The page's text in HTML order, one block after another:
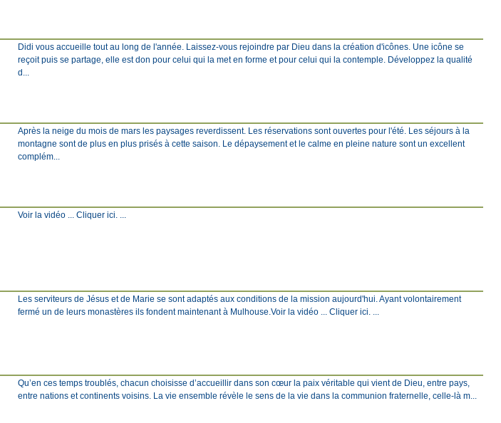
Didi vous accueille tout au long de l'année. Laissez-vous rejoindre par Dieu dans la création d'icônes. Une icône se
reçoit puis se partage, elle est don pour celui qui la met en forme et pour celui qui la contemple. Développez la qualité
d...
Après la neige du mois de mars les paysages reverdissent. Les réservations sont ouvertes pour l'été. Les séjours à la
montagne sont de plus en plus prisés à cette saison. Le dépaysement et le calme en pleine nature sont un excellent
complém...
Voir la vidéo ... Cliquer ici. ...
Les serviteurs de Jésus et de Marie se sont adaptés aux conditions de la mission aujourd'hui. Ayant volontairement
fermé un de leurs monastères ils fondent maintenant à Mulhouse.Voir la vidéo ... Cliquer ici. ...
Qu’en ces temps troublés, chacun choisisse d’accueillir dans son cœur la paix véritable qui vient de Dieu, entre pays,
entre nations et continents voisins. La vie ensemble révèle le sens de la vie dans la communion fraternelle, celle-là m...